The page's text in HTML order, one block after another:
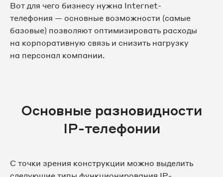
Вот для чего бизнесу нужна Internet-
телефония — основные возможности (самые
базовые) позволяют оптимизировать расходы
на корпоративную связь и снизить нагрузку
на персонал компании.
Основные разновидности
IP-телефонии
С точки зрения конструкции можно выделить